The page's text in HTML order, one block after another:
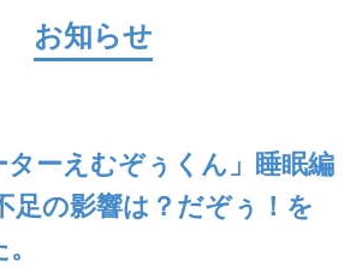
お知らせ
ターえむぞぅくん」睡眠編
足の影響は？だぞぅ！を